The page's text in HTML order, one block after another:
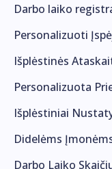
Darbo laiko
Personalizuoti
Išplėstinės
Personalizuota
Išplėstiniai
Didelėms
Darbo Laiko